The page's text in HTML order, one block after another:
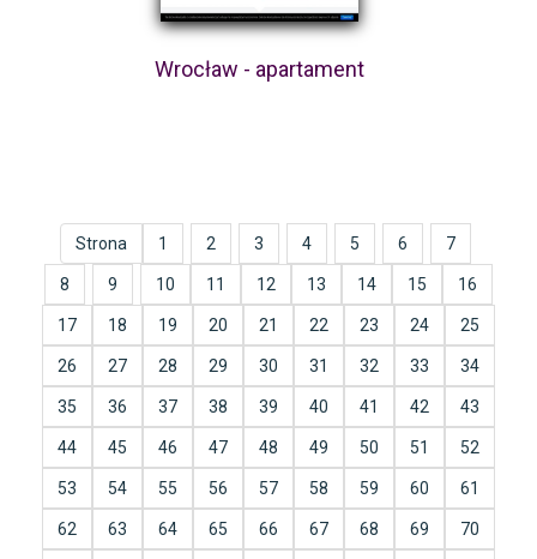
Wrocław - apartament
Strona 1 2 3 4 5 6 7
8 9 10 11 12 13 14 15 16
17 18 19 20 21 22 23 24 25
26 27 28 29 30 31 32 33 34
35 36 37 38 39 40 41 42 43
44 45 46 47 48 49 50 51 52
53 54 55 56 57 58 59 60 61
62 63 64 65 66 67 68 69 70